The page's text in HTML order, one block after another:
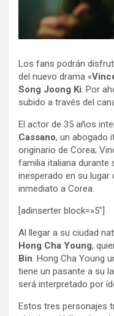
Los fans podrán
del nuevo drama «
Song Joong Ki. Por
subido a través del
El actor de 35 años
Cassano, un abogado
originario de Corea;
familia italiana durante
inesperado en su lugar
inmediato a Corea.
[adinserter block=»5″]
Al llegar a su ciudad
Hong Cha Young,
Bin. Hong Cha Young
tiene un pasante a su
será interpretado por
Estos tres personajes